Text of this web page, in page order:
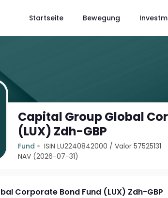
Startseite Bewegung
Capital Group Global
(LUX) Zdh-GBP
Fund ISIN LU2240842000 /Valor 57525131
NAV (2026-07-31)
Corporate Bond Fund (LUX) Zdh-GBP